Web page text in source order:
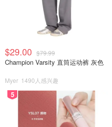
$29.00 $79.99
Champion Varsity 直筒运动裤 灰色
Myer 1490人感兴趣
5